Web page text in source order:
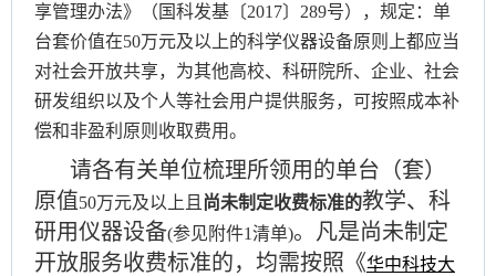
享管理办法》（国科发基〔2017〕289号），规定：单
台套价值在50万元及以上的科学仪器设备原则上都应当
对社会开放共享，为其他高校、科研院所、企业、社会
研发组织以及个人等社会用户提供服务，可按照成本补
偿和非盈利原则收取费用。
请各有关单位梳理所领用的单台（套）
原值50万元及以上且 尚未制定收费标准的教学、科
研用仪器设备(参见附件1清单)。凡是尚未制定
开放服务收费标准的，均需按照《华中科技大